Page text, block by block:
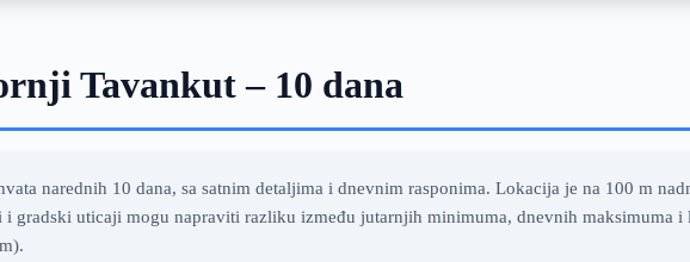
Tavankut – 10 dana
narednih 10 dana, sa satnim detaljima i dnevnim rasponima. Lokacija je na 100 m
gradski uticaji mogu napraviti razliku između jutarnjih minimuma, dnevnih maksimuma